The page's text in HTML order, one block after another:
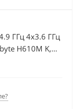
ГГц 4x3.6 ГГц
H610M K,
64Gb,